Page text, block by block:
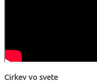
Cirkev vo svete